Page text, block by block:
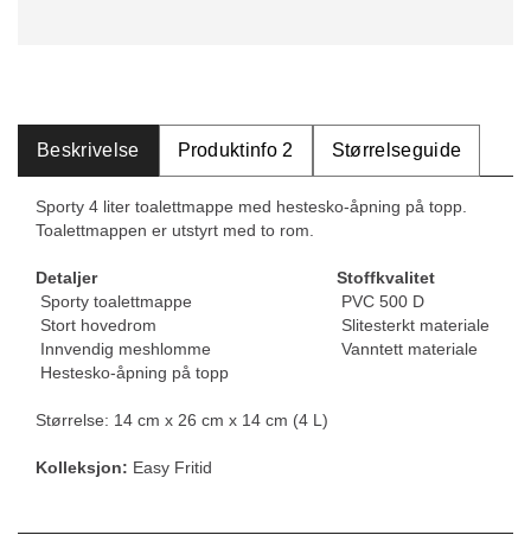
Beskrivelse Produktinfo 2 Størrelseguide
Sporty 4 liter toalettmappe med hestesko-åpning på topp.
Toalettmappen er utstyrt med to rom.
Detaljer
Stoffkvalitet
Sporty toalettmappe
PVC 500 D
Stort hovedrom
Slitesterkt materiale
Innvendig meshlomme
Vanntett materiale
Hestesko-åpning på topp
Størrelse: 14 cm x 26 cm x 14 cm (4 L)
Kolleksjon: Easy Fritid